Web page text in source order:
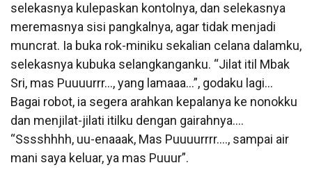
selekasnya kulepaskan kontolnya, dan selekasnya
meremasnya sisi pangkalnya, agar tidak menjadi
muncrat. Ia buka rok-miniku sekalian celana dalamku,
selekasnya kubuka selangkanganku. “Jilat itil Mbak
Sri, mas Puuuurrr…, yang lamaaa…”, godaku lagi…
Bagai robot, ia segera arahkan kepalanya ke nonokku
dan menjilat-jilati itilku dengan gairahnya….
“Sssshhhh, uu-enaaak, Mas Puuuurrrr…., sampai air
mani saya keluar, ya mas Puuur”.